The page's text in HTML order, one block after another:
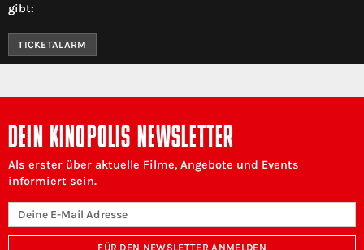
gibt:
TICKETALARM
DEIN KINOPOLIS NEWSLETTER
Als erster über aktuelle Filme, Angebote und Events
informiert sein.
FÜR DEN NEWSLETTER ANMELDEN